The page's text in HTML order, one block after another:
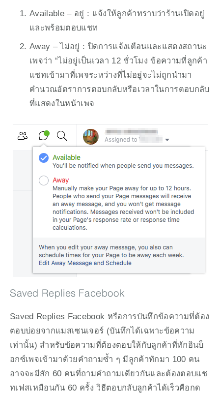
Available – อยู่ : แจ้งให้ลูกค้าทราบว่าร้านเปิดอยู่
และพร้อมตอบแชท
Away – ไม่อยู่ : ปิดการแจ้งเตือนและแสดงสถานะ
เพจว่า “ไม่อยู่เป็นเวลา 12 ชั่วโมง ข้อความที่ลูกค้า
แชทเข้ามาที่เพจระหว่างที่ไม่อยู่จะไม่ถูกนำมา
คำนวณอัตราการตอบกลับหรือเวลาในการตอบกลับ
ที่แสดงในหน้าเพจ
Saved Replies Facebook
Saved Replies Facebook หรือการบันทึกข้อความที่ต้อง
ตอบบ่อยจากแมสเซนเจอร์ (บันทึกได้เฉพาะข้อความ
เท่านั้น) สำหรับข้อความที่ต้องตอบให้กับลูกค้าที่ทักอินบ็
อกซ์เพจเข้ามาด้วยคำถามซ้ำ ๆ มีลูกค้าทักมา 100 คน
อาจจะมีสัก 60 คนที่ถามคำถามเดียวกันและต้องตอบแช
ทเฟสเหมือนกัน 60 ครั้ง วิธีตอบกลับลูกค้าได้เร็วคือกด